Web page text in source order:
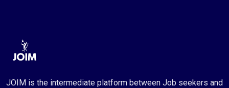
JOIM is the intermediate platform between Job seekers and